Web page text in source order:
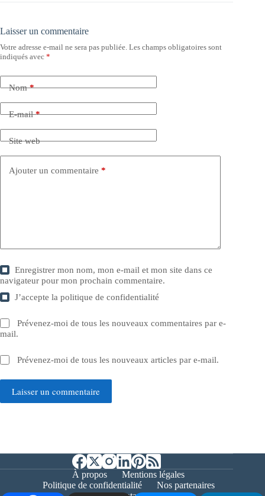
Laisser un commentaire
Votre adresse e-mail ne sera pas publiée. Les champs obligatoires sont
indiqués avec *
Nom*
E-mail*
Site web
Ajouter un commentaire *
Enregistrer mon nom, mon e-mail et mon site dans ce
navigateur pour mon prochain commentaire.
J’accepte lapolitique de confidentialité
Prévenez-moi de tous les nouveaux commentaires par e-
mail.
Prévenez-moi de tous les nouveaux articles par e-mail.
Laisser un commentaire
À propos
Mentions légales
Politique de confidentialité
Nos partenaires